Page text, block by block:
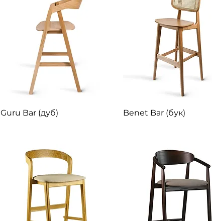
Швидкий перегляд
Guru Bar (дуб) Швидкий перегляд
Benet Bar (бук)